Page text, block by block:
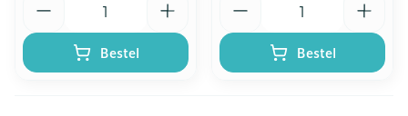
Bestel Bestel